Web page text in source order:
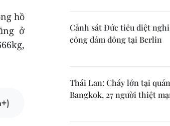
hồ
ở
Cảnh sát Đức tiêu diệt
công đám đông tại Berlin
Thái Lan: Cháy lớn tại
Bangkok, 27 người thiệt